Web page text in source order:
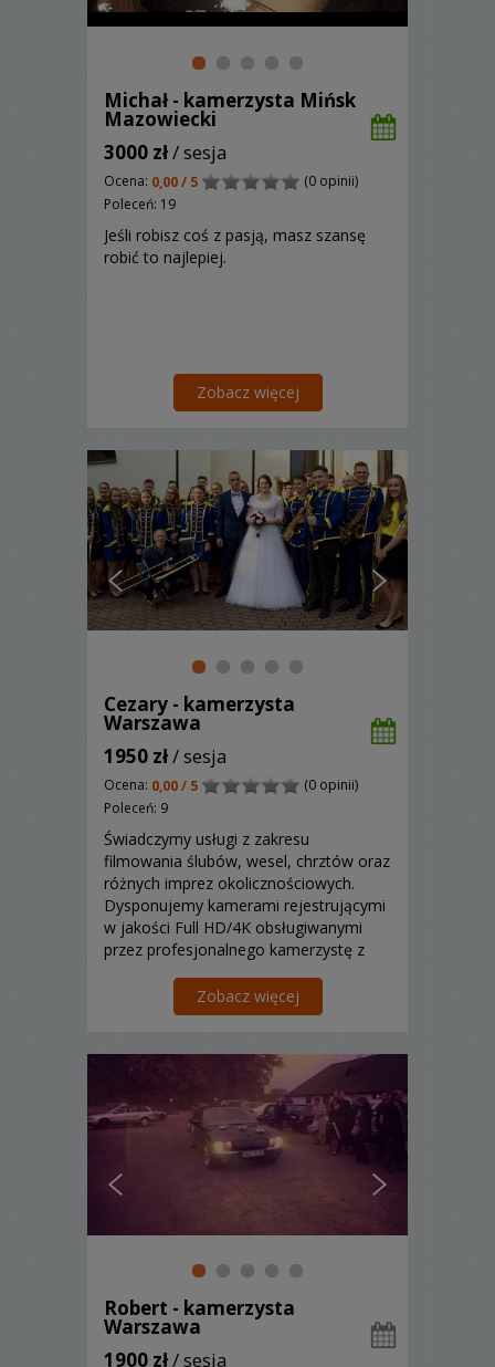
Michał - kamerzysta Mińsk
Mazowiecki
3000 zł/ sesja
Ocena: 0,00 / 5
(0 opinii)
Poleceń: 19
Jeśli robisz coś z pasją, masz szansę
robić to najlepiej.
Zobacz więcej
Cezary - kamerzysta
Warszawa
1950 zł/ sesja
Ocena: 0,00 / 5
(0 opinii)
Poleceń: 9
Świadczymy usługi z zakresu
filmowania ślubów, wesel, chrztów oraz
różnych imprez okolicznościowych.
Dysponujemy kamerami rejestrującymi
w jakości Full HD/4K obsługiwanymi
przez profesjonalnego kamerzystę z
Zobacz więcej
Robert - kamerzysta
Warszawa
1900 zł/ sesja